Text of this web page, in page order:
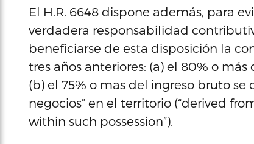
El H.R. 6648 dispone además, para
verdadera responsabilidad
beneficiarse de esta disposición la
tres años anteriores: (a) el 80% o
(b) el 75% o mas del ingreso bruto
negocios” en el territorio (“derived
within such possession”).